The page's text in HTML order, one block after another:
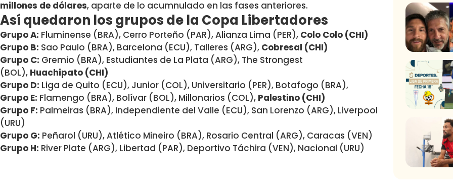
millones de dólares, aparte de lo acumnulado en las fases anteriores.
Así quedaron los grupos de la Copa Libertadores
Grupo A: Fluminense (BRA), Cerro Porteño (PAR), Alianza Lima (PER), Colo Colo (CHI)
Grupo B: Sao Paulo (BRA), Barcelona (ECU), Talleres (ARG), Cobresal (CHI)
Grupo C: Gremio (BRA), Estudiantes de La Plata (ARG), The Strongest
(BOL), Huachipato (CHI)
Grupo D: Liga de Quito (ECU), Junior (COL), Universitario (PER), Botafogo (BRA),
Grupo E: Flamengo (BRA), Bolívar (BOL), Millonarios (COL), Palestino (CHI)
Grupo F: Palmeiras (BRA), Independiente del Valle (ECU), San Lorenzo (ARG), Liverpool
(URU)
Grupo G: Peñarol (URU), Atlético Mineiro (BRA), Rosario Central (ARG), Caracas (VEN)
Grupo H: River Plate (ARG), Libertad (PAR), Deportivo Táchira (VEN), Nacional (URU)